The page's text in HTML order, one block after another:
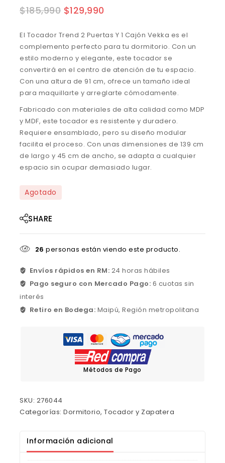
$185,990 $129,990
El Tocador Trend 2 Puertas Y 1 Cajón Vekka es el
complemento perfecto para tu dormitorio. Con un
estilo moderno y elegante, este tocador se
convertirá en el centro de atención de tu espacio.
Con una altura de 91 cm, ofrece un tamaño ideal
para maquillarte y arreglarte cómodamente.
Fabricado con materiales de alta calidad como MDP
y MDF, este tocador es resistente y duradero.
Requiere ensamblado, pero su diseño modular
facilita el proceso. Con unas dimensiones de 139 cm
de largo y 45 cm de ancho, se adapta a cualquier
espacio sin ocupar demasiado lugar.
Agotado
SHARE
26 personas están viendo este producto.
Envíos rápidos en RM: 24 horas hábiles
Pago seguro con Mercado Pago: 6 cuotas sin
interés
Retiro en Bodega: Maipú, Región metropolitana
Métodos de Pago
SKU: 276044
Categorías: Dormitorio, Tocador y Zapatera
Información adicional